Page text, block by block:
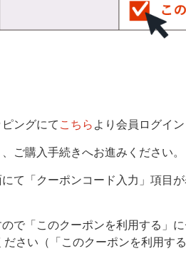
ングにて こちら より会員ログイ
ご購入手続きへお進みください。
て「クーポンコード入力」項目
で「このクーポンを利用する」
ださい（「このクーポンを利用す